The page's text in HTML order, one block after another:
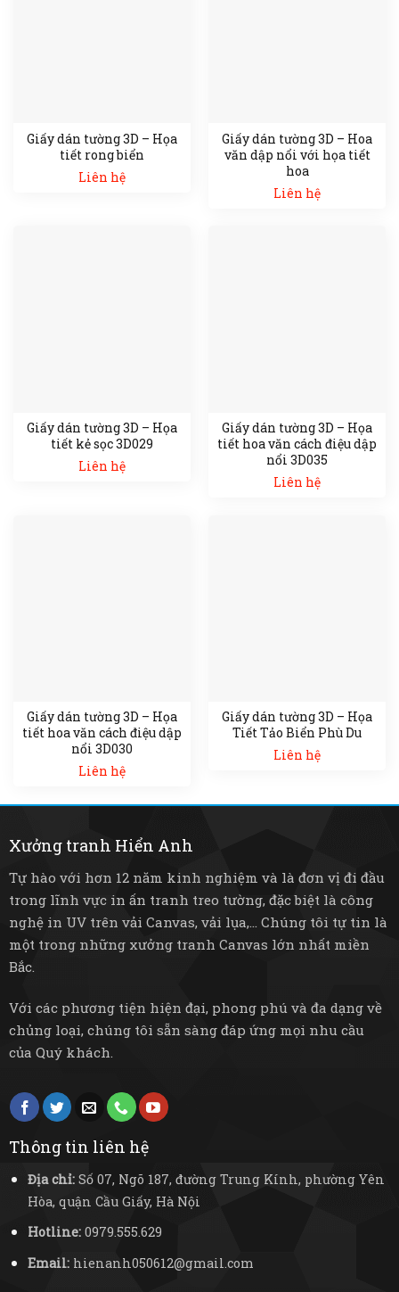
Giấy dán tường 3D – Họa
tiết rong biển
Liên hệ
Giấy dán tường 3D – Hoa
văn dập nổi với họa tiết
hoa
Liên hệ
Giấy dán tường 3D – Họa
tiết kẻ sọc 3D029
Liên hệ
Giấy dán tường 3D – Họa
tiết hoa văn cách điệu dập
nổi 3D035
Liên hệ
Giấy dán tường 3D – Họa
tiết hoa văn cách điệu dập
nổi 3D030
Liên hệ
Giấy dán tường 3D – Họa
Tiết Tảo Biển Phù Du
Liên hệ
Xưởng tranh Hiển Anh
Tự hào với hơn 12 năm kinh nghiệm và là đơn vị đi đầu
trong lĩnh vực in ấn tranh treo tường, đặc biệt là công
nghệ in UV trên vải Canvas, vải lụa,... Chúng tôi tự tin là
một trong những xưởng tranh Canvas lớn nhất miền
Bắc.
Với các phương tiện hiện đại, phong phú và đa dạng về
chủng loại, chúng tôi sẵn sàng đáp ứng mọi nhu cầu
của Quý khách.
Thông tin liên hệ
Địa chỉ:Số 07, Ngõ 187, đường Trung Kính, phường Yên
Hòa, quận Cầu Giấy, Hà Nội
Hotline:0979.555.629
Email:hienanh050612@gmail.com